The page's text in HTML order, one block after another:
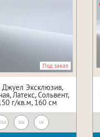
Под заказ
Эксклюзив,
Латекс, Сольвент,
г/кв.м, 160 см
SOL UV